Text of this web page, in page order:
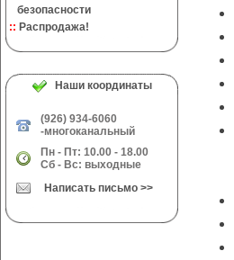
безопасности
:: Распродажа!
Наши координаты
(926) 934-6060
-многоканальный
Пн - Пт: 10.00 - 18.00
Сб - Вс: выходные
Написать письмо >>